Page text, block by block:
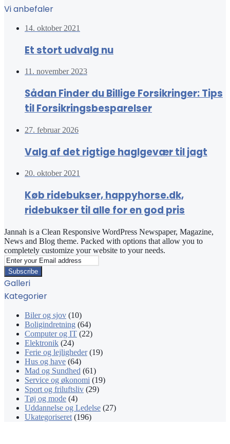
Vi anbefaler
14. oktober 2021
Et stort udvalg nu
11. november 2023
Sådan Finder du Billige Forsikringer: Tips
til Forsikringsbesparelser
27. februar 2026
Valg af det rigtige haglgevær til jagt
20. oktober 2021
Køb ridebukser, happyhorse.dk,
ridebukser til alle for en god pris
Jannah is a Clean Responsive WordPress Newspaper, Magazine,
News and Blog theme. Packed with options that allow you to
completely customize your website to your needs.
Enter
your
Email
address
Galleri
Kategorier
Biler og sjov (10)
Boligindretning (64)
Computer og IT (22)
Elektronik (24)
Ferie og lejligheder(19)
Hus og have (64)
Mad og Sundhed (61)
Service og økonomi (19)
Sport og friluftsliv (29)
Tøj og mode (4)
Uddannelse og Ledelse (27)
Ukategoriseret (196)